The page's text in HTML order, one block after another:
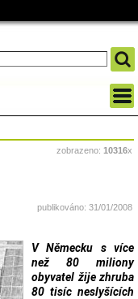
zobrazeno: 10316x
publikováno: 31/01/2008
V Německu s více
než 80 miliony
obyvatel žije zhruba
80 tisíc neslyšících